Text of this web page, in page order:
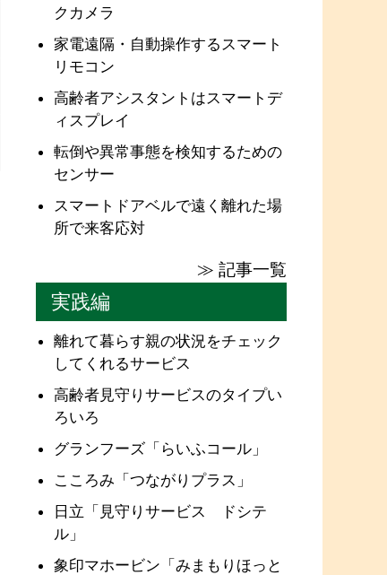
クカメラ
家電遠隔・自動操作するスマート
リモコン
高齢者アシスタントはスマートデ
ィスプレイ
転倒や異常事態を検知するための
センサー
スマートドアベルで遠く離れた場
所で来客応対
≫ 記事一覧
実践編
離れて暮らす親の状況をチェック
してくれるサービス
高齢者見守りサービスのタイプい
ろいろ
グランフーズ「らいふコール」
こころみ「つながりプラス」
日立「見守りサービス ドシテ
ル」
象印マホービン「みまもりほっと